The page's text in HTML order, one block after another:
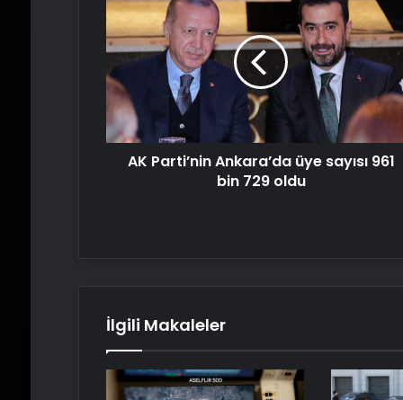
Parti’nin
Ankara’da
üye
sayısı
961
bin
729
oldu
AK Parti’nin Ankara’da üye sayısı 961
bin 729 oldu
İlgili Makaleler